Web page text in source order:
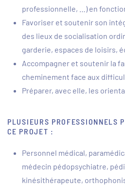
professionnelle, …) en
Favoriser et soutenir son
des lieux de socialisation
garderie, espaces de loisirs,
Accompagner et soutenir la
cheminement face aux
Préparer, avec elle, les
PLUSIEURS PROFESSIONNELS
CE PROJET :
Personnel médical,
médecin pédopsychiatre,
kinésithérapeute,